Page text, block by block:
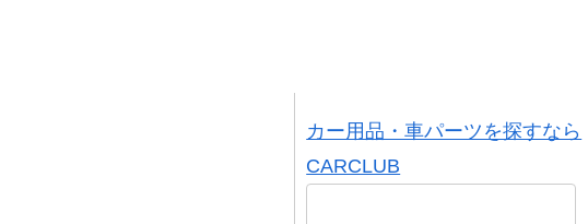
カー用品・車パーツを探すなら
CARCLUB